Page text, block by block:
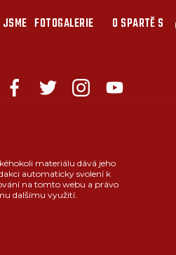
FOTOGALERIE O SPARTĚ S
materiálu dává jeho
automaticky svolení k
na tomto webu a právo
dalšímu využití.